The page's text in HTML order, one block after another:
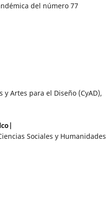
del número 77
Artes para el Diseño (CyAD),
Sociales y Humanidades